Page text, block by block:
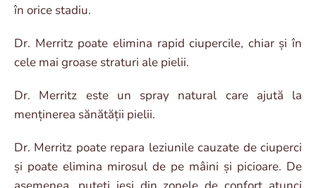
în orice stadiu.
Dr. Merritz poate elimina rapid ciupercile, chiar și în
cele mai groase straturi ale pielii.
Dr. Merritz este un spray natural care ajută la
menținerea sănătății pielii.
Dr. Merritz poate repara leziunile cauzate de ciuperci
și poate elimina mirosul de pe mâini și picioare. De